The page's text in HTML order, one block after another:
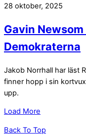
28 oktober, 2025
Gavin
Demokraterna
Jakob Norrhall har läst
finner hopp i sin
upp.
Load More
Back To Top